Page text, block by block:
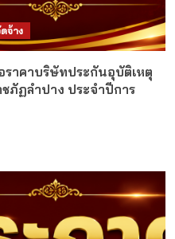
จ้าง
ราคาบริษัทประกันอุบัติเหตุ
ภัฏลำปาง ประจำปีการ